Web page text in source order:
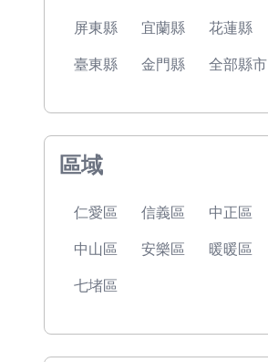
屏東縣 宜蘭縣 花蓮縣
臺東縣 金門縣 全部縣市
區域
仁愛區 信義區 中正區
中山區 安樂區 暖暖區
七堵區